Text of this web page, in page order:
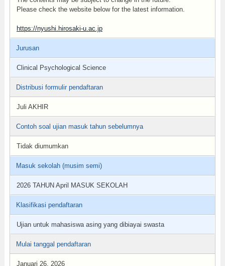
Please check the website below for the latest information.
https://nyushi.hirosaki-u.ac.jp
Jurusan
Clinical Psychological Science
Distribusi formulir pendaftaran
Juli AKHIR
Contoh soal ujian masuk tahun sebelumnya
Tidak diumumkan
Masuk sekolah (musim semi)
2026 TAHUN April MASUK SEKOLAH
Klasifikasi pendaftaran
Ujian untuk mahasiswa asing yang dibiayai swasta
Mulai tanggal pendaftaran
Januari 26, 2026